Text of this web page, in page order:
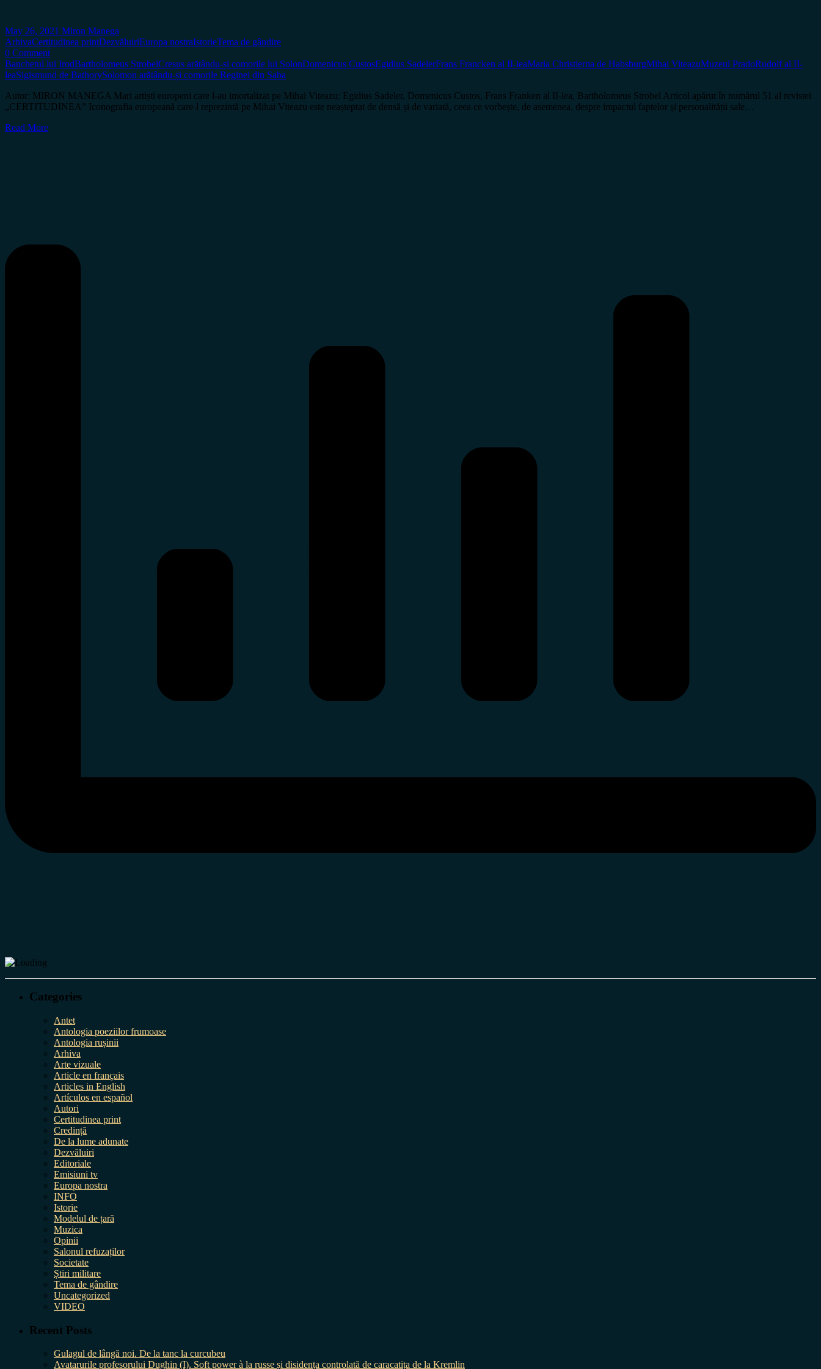
May 26, 2021 Miron Manega
ArhivaCertitudinea printDezvăluiriEuropa nostraIstorieTema de gândire
0 Comment
Banchetul lui IrodBartholomeus StrobelCresus arătându-și comorile lui SolonDomenicus CustosEgidius SadelerFrans Francken al II-leaMaria Christierna de HabsburgMihai ViteazuMuzeul PradoRudolf al II-
leaSigismund de BathorySolomon arătându-și comorile Reginei din Saba
Autor: MIRON MANEGA Mari artiști europeni care l-au imortalizat pe Mihai Viteazu: Egidius Sadeler, Domenicus Custos, Frans Franken al II-lea, Bartholomeus Strobel Articol apărut în numărul 51 al revistei
„CERTITUDINEA” Iconografia europeană care-l reprezintă pe Mihai Viteazu este neașteptat de densă și de variată, ceea ce vorbește, de asemenea, despre impactul faptelor și personalității sale…
Read More
Categories
Antet
Antologia poeziilor frumoase
Antologia rușinii
Arhiva
Arte vizuale
Article en français
Articles in English
Artículos en español
Autori
Certitudinea print
Credință
De la lume adunate
Dezvăluiri
Editoriale
Emisiuni tv
Europa nostra
INFO
Istorie
Modelul de țară
Muzica
Opinii
Salonul refuzaților
Societate
Știri militare
Tema de gândire
Uncategorized
VIDEO
Recent Posts
Gulagul de lângă noi. De la tanc la curcubeu
Avatarurile profesorului Dughin (I). Soft power à la russe și disidența controlată de caracatița de la Kremlin